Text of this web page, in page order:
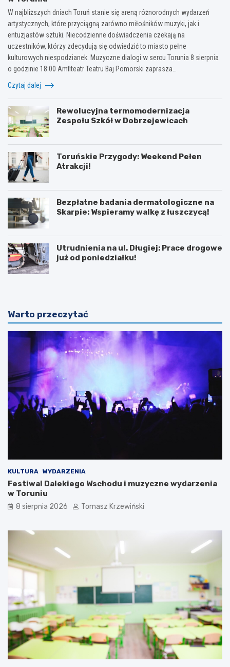
W najbliższych dniach Toruń stanie się areną różnorodnych wydarzeń
artystycznych, które przyciągną zarówno miłośników muzyki, jak i
entuzjastów sztuki. Niecodzienne doświadczenia czekają na
uczestników, którzy zdecydują się odwiedzić to miasto pełne
kulturowych niespodzianek. Muzyczne dialogi w sercu Torunia 8 sierpnia
o godzinie 18:00 Amfiteatr Teatru Baj Pomorski zaprasza…
Czytaj dalej
Rewolucyjna termomodernizacja
Zespołu Szkół w Dobrzejewicach
Toruńskie Przygody: Weekend Pełen
Atrakcji!
Bezpłatne badania dermatologiczne na
Skarpie: Wspieramy walkę z łuszczycą!
Utrudnienia na ul. Długiej: Prace drogowe
już od poniedziałku!
Warto przeczytać
KULTURA WYDARZENIA
Festiwal Dalekiego Wschodu i muzyczne wydarzenia
w Toruniu
8 sierpnia 2026 Tomasz Krzewiński